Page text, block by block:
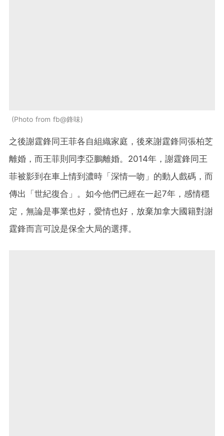
Photo from fb@鋒味
之後謝霆鋒同王菲各自組織家庭，後來謝霆鋒同張柏芝
離婚，而王菲則同李亞鵬離婚。2014年，謝霆鋒同王
菲被影到在車上情到濃時「深情一吻」的動人戲碼，而
傳出「世紀復合」。如今他們已經在一起7年，感情穩
定，無論是事業也好，愛情也好，放棄加拿大國籍對謝
霆鋒而言可說是保全大局的選擇。